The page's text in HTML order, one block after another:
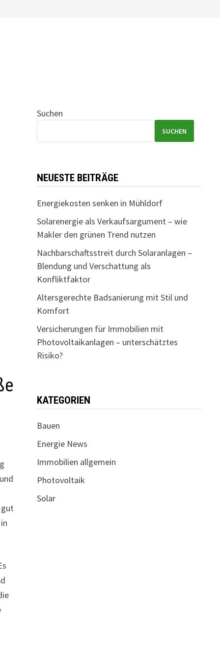
gut
Suchen
SUCHEN
NEUESTE BEITRÄGE
Energiekosten senken in Mühldorf
Solarenergie als Verkaufsargument – wie
Makler den grünen Trend nutzen
Nachbarschaftsstreit durch Solaranlagen –
Blendung und Verschattung als
Konfliktfaktor
Altersgerechte Badsanierung mit Stil und
Komfort
Versicherungen für Immobilien mit
Photovoltaikanlagen – unterschätztes
Risiko?
KATEGORIEN
Bauen
Energie News
Immobilien allgemein
Photovoltaik
Solar